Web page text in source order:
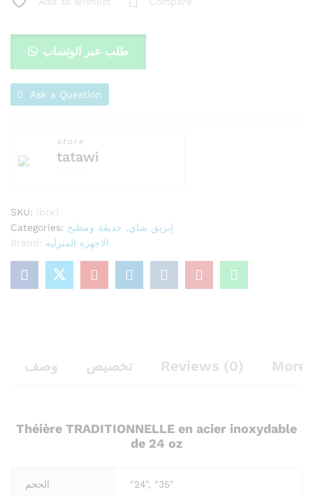
طلب عبر الوتساب
Ask a Question
store
tatawi
u
t
o
5
SKU:
Ibrk1
Categories:
إبريق شاي
حديقة ومطبخ
Brand: الاجهزه المنزليه
وصف تخصيص Reviews (0) More
Théière TRADITIONNELLE en acier inoxydable
de 24 oz
الحجم "24", "35"